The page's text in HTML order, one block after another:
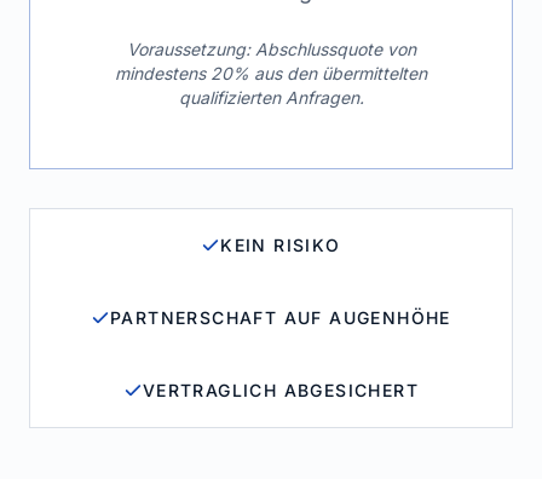
Voraussetzung: Abschlussquote von
mindestens 20% aus den übermittelten
qualifizierten Anfragen.
KEIN RISIKO
PARTNERSCHAFT AUF AUGENHÖHE
VERTRAGLICH ABGESICHERT